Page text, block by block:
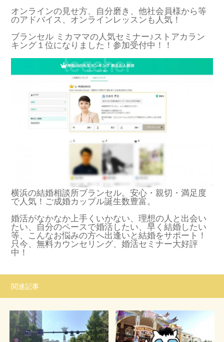
オンラインの見せ方、自分磨き、他社会員様から等
のアドバイス、オンラインレッスンも人気！
ブランセル ミカママの人気セミナー♪ストアカラン
キング１位になりました！参加受付中！！
横浜の結婚相談所ブランセル。安心・親切・満足度
で人気！ご成婚カップル誕生数豊富。
婚活がなかなか上手くいかない、理想の人と出会い
たい、自分のペースで婚活したい、早く結婚したい
等、こんなお悩みの方へ出逢いと結婚をサポート！
只今、無料カウンセリング、婚活セミナー大好評
中！
関連記事